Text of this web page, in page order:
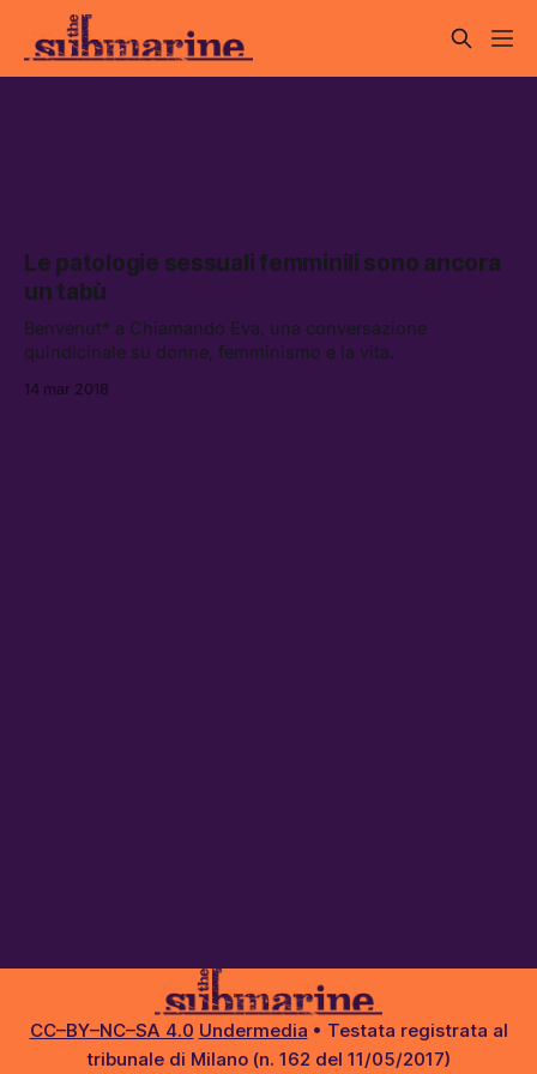
Le patologie sessuali femminili sono ancora
un tabù
Benvenut* a Chiamando Eva, una conversazione
quindicinale su donne, femminismo e la vita.
14 mar 2018
CC–BY–NC–SA 4.0 Undermedia • Testata registrata al
tribunale di Milano (n. 162 del 11/05/2017)